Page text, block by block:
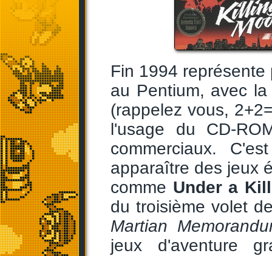
Fin 1994
au Pentium, avec
(rappelez vous,
l'usage du CD-
commerciaux.
apparaître des jeux
comme Under a
du troisième volet
Martian
jeux d'aventure